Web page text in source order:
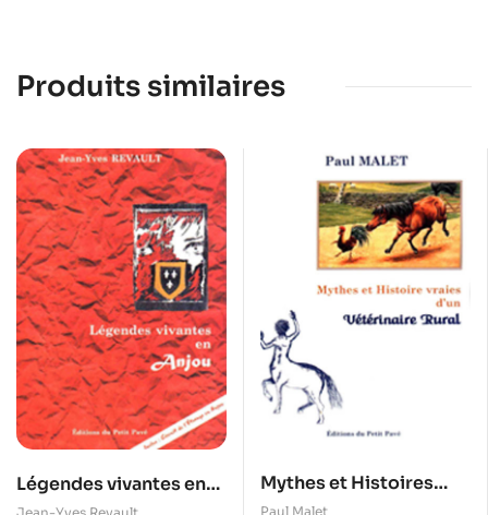
Produits similaires
Légendes vivantes en
Mythes et Histoires
vraies d’un vétérinaire
Paul Malet